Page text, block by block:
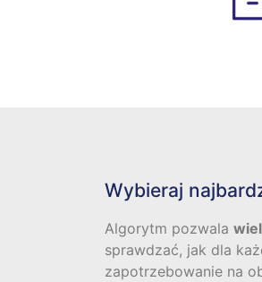
Wybieraj
Algorytm pozwala
sprawdzać, jak dla
zapotrzebowanie na